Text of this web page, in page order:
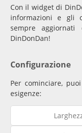
Con il widget di
informazioni e gli
sempre
DinDonDan!
Configurazione
Per cominciare,
esigenze: